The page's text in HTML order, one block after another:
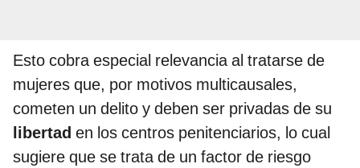
Esto cobra especial relevancia al tratarse de
mujeres que, por motivos multicausales,
cometen un delito y deben ser privadas de su
libertad en los centros penitenciarios, lo cual
sugiere que se trata de un factor de riesgo